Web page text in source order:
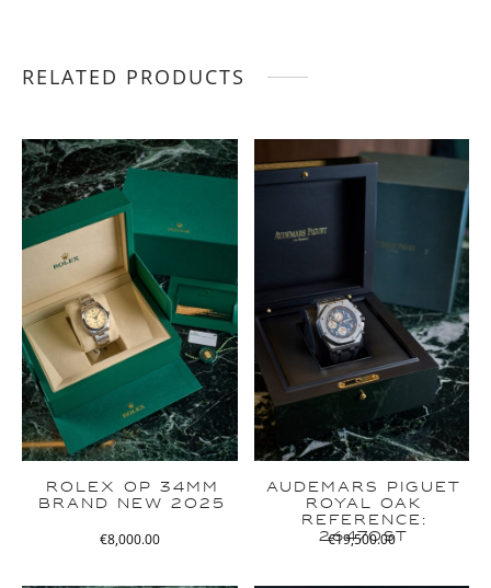
RELATED PRODUCTS
ROLEX OP 34MM
BRAND NEW 2025
€8,000.00
AUDEMARS PIGUET
ROYAL OAK
REFERENCE:
26470ST
€19,500.00